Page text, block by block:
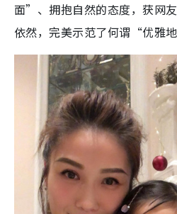
面”、拥抱自然的态度，获网
依然，完美示范了何谓“优雅